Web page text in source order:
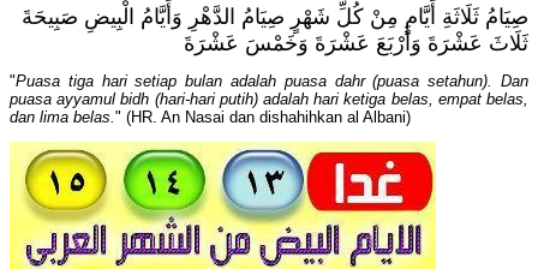
صِيَامُ ثَلَاثَةِ أَيَّامٍ مِنْ كُلِّ شَهْرٍ صِيَامُ الدَّهْرِ وَأَيَّامُ الْبِيضِ صَبِيحَةَ
ثَلَاثَ عَشْرَةَ وَأَرْبَعَ عَشْرَةَ وَخَمْسَ عَشْرَةَ
"Puasa tiga hari setiap bulan adalah puasa dahr (puasa setahun). Dan
puasa ayyamul bidh (hari-hari putih) adalah hari ketiga belas, empat belas,
dan lima belas." (HR. An Nasai dan dishahihkan al Albani)